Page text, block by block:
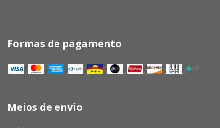
Formas de pagamento
Meios de envio